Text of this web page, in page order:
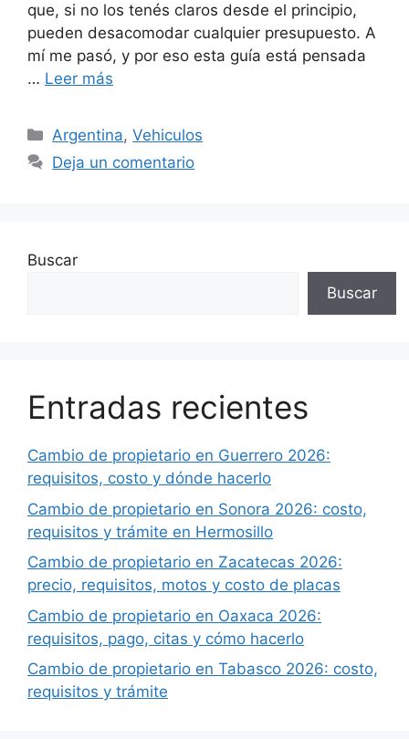
que, si no los tenés claros desde el principio,
pueden desacomodar cualquier presupuesto. A
mí me pasó, y por eso esta guía está pensada
… Leer más
Categorías
Argentina,Vehiculos
Deja un comentario
Buscar
Buscar
Entradas recientes
Cambio de propietario en Guerrero 2026:
requisitos, costo y dónde hacerlo
Cambio de propietario en Sonora 2026: costo,
requisitos y trámite en Hermosillo
Cambio de propietario en Zacatecas 2026:
precio, requisitos, motos y costo de placas
Cambio de propietario en Oaxaca 2026:
requisitos, pago, citas y cómo hacerlo
Cambio de propietario en Tabasco 2026: costo,
requisitos y trámite